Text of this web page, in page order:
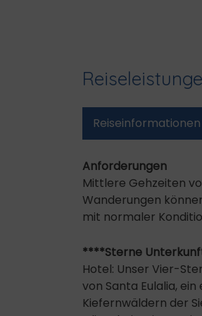
Reise­informationen
Anforderungen
Mittlere Gehzeiten
Wanderungen
mit normaler
****Sterne
Hotel: Unser Vier-
von Santa Eulalia,
Kiefernwäldern der